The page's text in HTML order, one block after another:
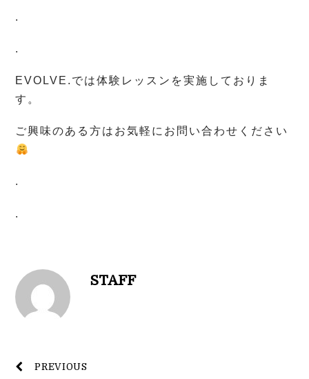
.
.
EVOLVE. では体験レッスンを実施しておりま
す。
ご興味のある方はお気軽にお問い合わせください
.
.
STAFF
PREVIOUS